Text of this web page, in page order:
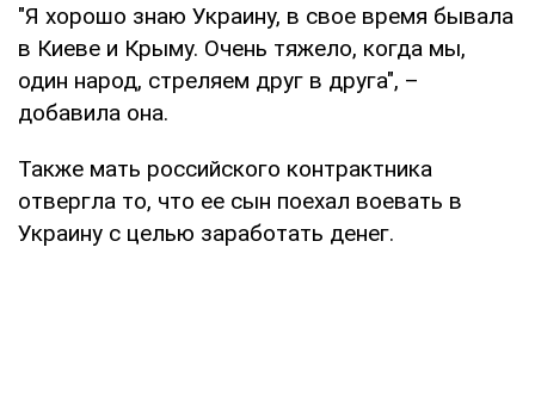
"Я хорошо знаю Украину, в свое время бывала
в Киеве и Крыму. Очень тяжело, когда мы,
один народ, стреляем друг в друга", –
добавила она.
Также мать российского контрактника
отвергла то, что ее сын поехал воевать в
Украину с целью заработать денег.